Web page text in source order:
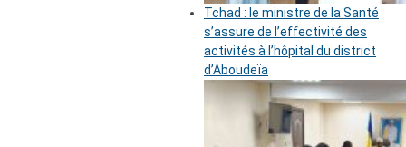
Tchad : le ministre de la Santé
s’assure de l’effectivité des
activités à l’hôpital du district
d’Aboudeïa